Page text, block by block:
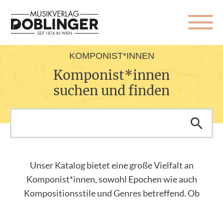
KOMPONIST*INNEN
Komponist*innen
suchen und finden
Unser Katalog bietet eine große Vielfalt an
Komponist*innen, sowohl Epochen wie auch
Kompositionsstile und Genres betreffend. Ob